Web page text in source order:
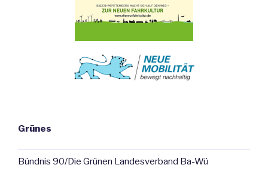
Grünes
Bündnis 90/Die Grünen Landesverband Ba-Wü